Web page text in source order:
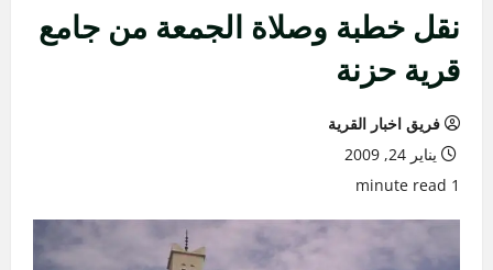
نقل خطبة وصلاة الجمعة من جامع
قرية حزنة
فريق اخبار القرية
يناير 24, 2009
1 minute read